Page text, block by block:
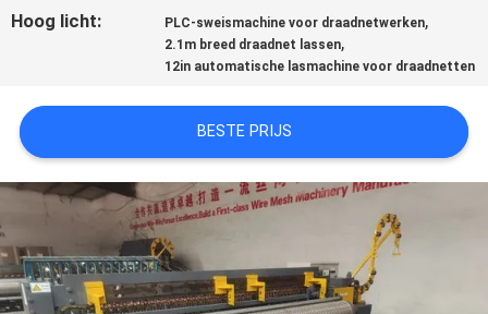
VERZOEK
CITAAT
SITEMAP
PRIVACY
POLICY
Hoog licht: PLC-sweismachine voor draadnetwerken,
2.1m breed draadnet lassen,
12in automatische lasmachine voor draadnetten
BESTE PRIJS